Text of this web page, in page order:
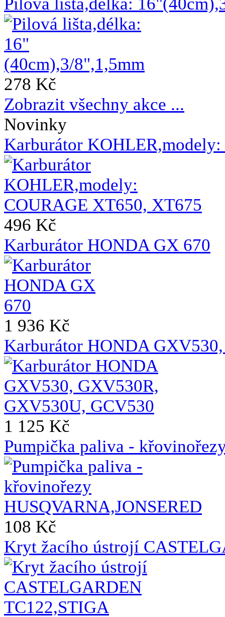
Pilová lišta,délka:
278 Kč
Zobrazit všechny akce ...
Novinky
Karburátor
496 Kč
Karburátor HONDA GX 670
1 936 Kč
Karburátor HONDA
1 125 Kč
Pumpička paliva -
108 Kč
Kryt žacího ústrojí